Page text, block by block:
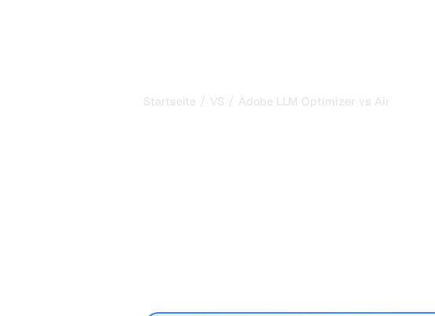
Startseite / VS / Adobe LLM Optimizer vs AirOps